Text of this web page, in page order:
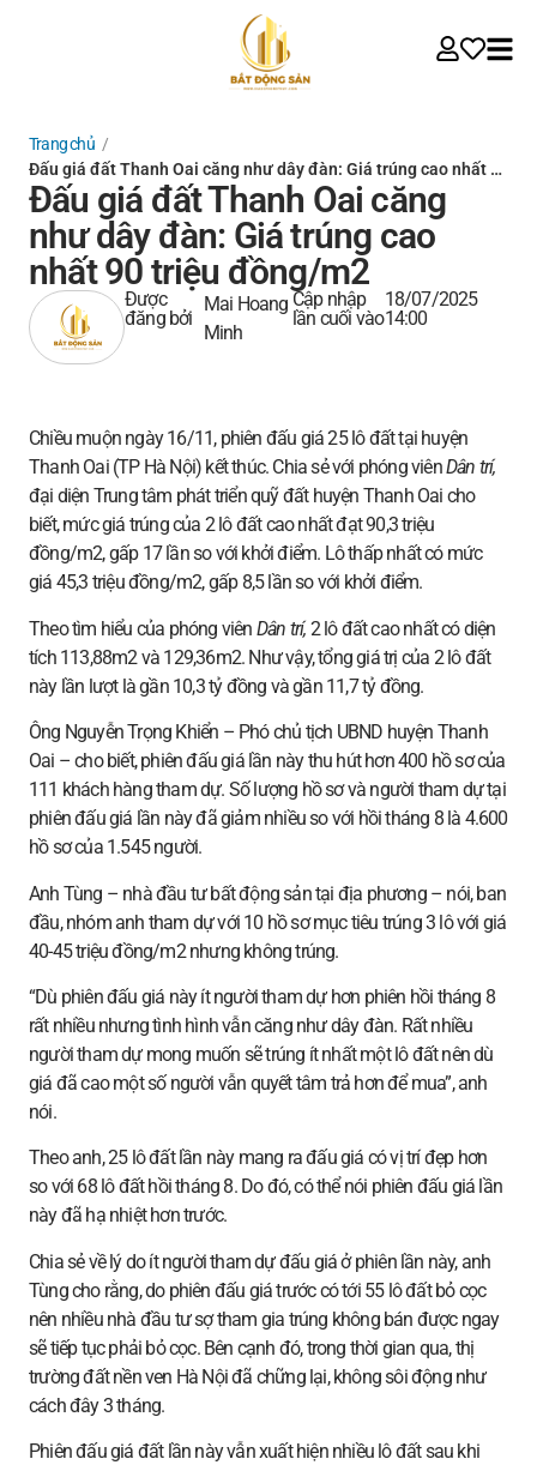
Trang chủ /
Đấu giá đất Thanh Oai căng như dây đàn: Giá trúng cao nhất …
Đấu giá đất Thanh Oai căng
như dây đàn: Giá trúng cao
nhất 90 triệu đồng/m2
Được
đăng bởi
Mai Hoang
Minh
Cập nhập
lần cuối vào
18/07/2025
14:00
Chiều muộn ngày 16/11, phiên đấu giá 25 lô đất tại huyện
Thanh Oai (TP Hà Nội) kết thúc. Chia sẻ với phóng viênDân trí,
đại diện Trung tâm phát triển quỹ đất huyện Thanh Oai cho
biết, mức giá trúng của 2 lô đất cao nhất đạt 90,3 triệu
đồng/m2, gấp 17 lần so với khởi điểm. Lô thấp nhất có mức
giá 45,3 triệu đồng/m2, gấp 8,5 lần so với khởi điểm.
Theo tìm hiểu của phóng viên Dân trí,2 lô đất cao nhất có diện
tích 113,88m2 và 129,36m2. Như vậy, tổng giá trị của 2 lô đất
này lần lượt là gần 10,3 tỷ đồng và gần 11,7 tỷ đồng.
Ông Nguyễn Trọng Khiển – Phó chủ tịch UBND huyện Thanh
Oai – cho biết, phiên đấu giá lần này thu hút hơn 400 hồ sơ của
111 khách hàng tham dự. Số lượng hồ sơ và người tham dự tại
phiên đấu giá lần này đã giảm nhiều so với hồi tháng 8 là 4.600
hồ sơ của 1.545 người.
Anh Tùng – nhà đầu tư bất động sản tại địa phương – nói, ban
đầu, nhóm anh tham dự với 10 hồ sơ mục tiêu trúng 3 lô với giá
40-45 triệu đồng/m2 nhưng không trúng.
“Dù phiên đấu giá này ít người tham dự hơn phiên hồi tháng 8
rất nhiều nhưng tình hình vẫn căng như dây đàn. Rất nhiều
người tham dự mong muốn sẽ trúng ít nhất một lô đất nên dù
giá đã cao một số người vẫn quyết tâm trả hơn để mua”, anh
nói.
Theo anh, 25 lô đất lần này mang ra đấu giá có vị trí đẹp hơn
so với 68 lô đất hồi tháng 8. Do đó, có thể nói phiên đấu giá lần
này đã hạ nhiệt hơn trước.
Chia sẻ về lý do ít người tham dự đấu giá ở phiên lần này, anh
Tùng cho rằng, do phiên đấu giá trước có tới 55 lô đất bỏ cọc
nên nhiều nhà đầu tư sợ tham gia trúng không bán được ngay
sẽ tiếp tục phải bỏ cọc. Bên cạnh đó, trong thời gian qua, thị
trường đất nền ven Hà Nội đã chững lại, không sôi động như
cách đây 3 tháng.
Phiên đấu giá đất lần này vẫn xuất hiện nhiều lô đất sau khi